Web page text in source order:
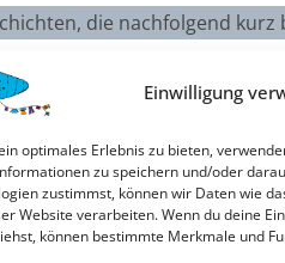
Einwilligung
optimales Erlebnis zu bieten,
zu speichern und/oder
zustimmst, können wir Daten wie
Website verarbeiten. Wenn du deine
können bestimmte Merkmale und
die nachfolgend kurz